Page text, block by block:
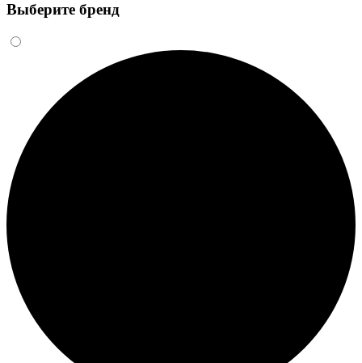
Выберите бренд